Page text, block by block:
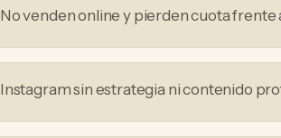
No venden online y pierden cuota frente
Instagram sin estrategia ni contenido